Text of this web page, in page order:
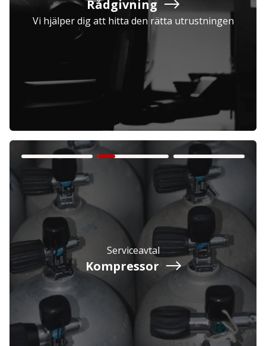
Företag Exkl. moms
Privatperson Inkl. moms
Rådgivning
Vi hjälper dig att hitta den rätta utrustningen
Serviceavtal
Kompressor